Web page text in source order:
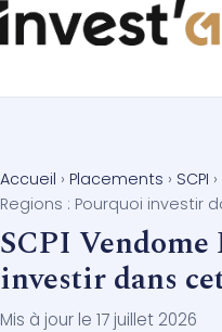
Accueil › Placements › SCPI ›
Regions : Pourquoi investir
SCPI Vendome
investir dans
Mis à jour le 17 juillet 2026